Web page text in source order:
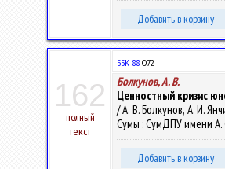
Добавить в корзину
162
полный
текст
ББК 88.О72
Болкунов, А. В.
Ценностный кризис
/ А. В. Болкунов, А. И.
Сумы : СумДПУ имени А.
Добавить в корзину